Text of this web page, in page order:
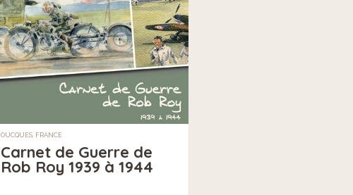
OUCQUES, FRANCE
Carnet de Guerre de
Rob Roy 1939 à 1944